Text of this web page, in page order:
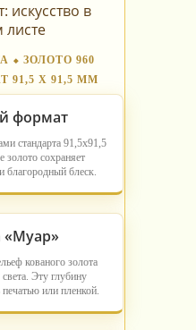
искусство в
листе
⬥ ЗОЛОТО 960
91,5 Х 91,5 ММ
формат
стандарта 91,5х91,5
сохраняет
благородный блеск.
«Муар»
кованого золота
Эту глубину
или пленкой.